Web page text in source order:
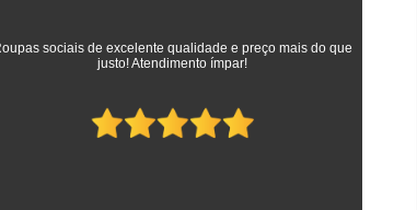
Camisa
Camisa Social Listrada
Camisa Social Listrada Masculina
As melhores camisas que vestem meus filhos desde a
adolescência até os dias atuais em que trabalham como
advogados. Parabéns à toda equipe da Camisaria HP!